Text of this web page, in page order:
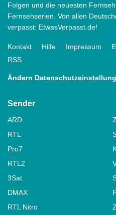
Folgen und die neuesten
Fernsehserien. Von allen
verpasst: EtwasVerpasst.de!
Kontakt Hilfe Impressum
RSS
Ändern
Sender
ARD
RTL
Pro7
RTL2
3Sat
DMAX
RTL Nitro